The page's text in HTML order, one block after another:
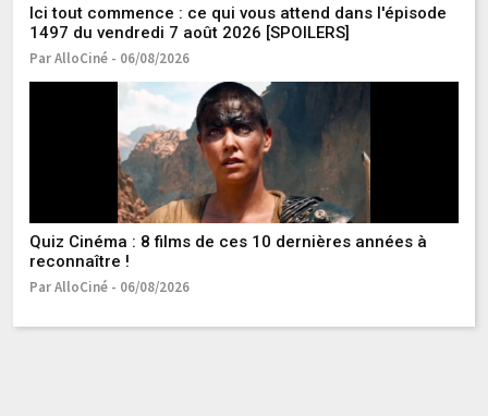
Ici tout commence : ce qui vous attend dans l'épisode
1497 du vendredi 7 août 2026 [SPOILERS]
Par AlloCiné - 06/08/2026
Quiz Cinéma : 8 films de ces 10 dernières années à
reconnaître !
Par AlloCiné - 06/08/2026